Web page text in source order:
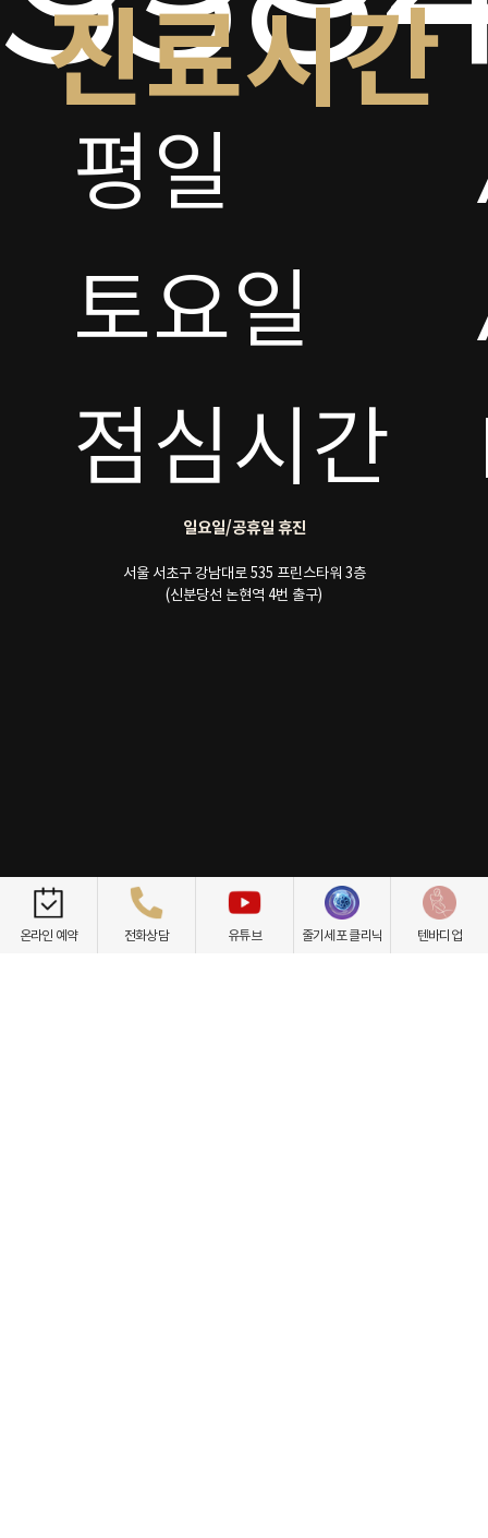
진료시간
평일
토요일
점심시간
일요일/공휴일 휴진
서울 서초구 강남대로 535 프린스타워 3층
(신분당선 논현역 4번 출구)
온라인 예약 전화상담 유튜브 줄기세포 클리닉 텐바디업